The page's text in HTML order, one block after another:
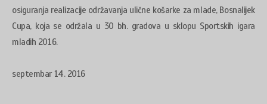
osiguranja realizacije održavanja ulične košarke za mlade, Bosnalijek
Cupa, koja se održala u 30 bh. gradova u sklopu Sportskih igara
mladih 2016.
septembar 14. 2016